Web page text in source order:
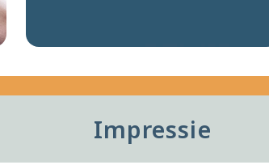
Impressie